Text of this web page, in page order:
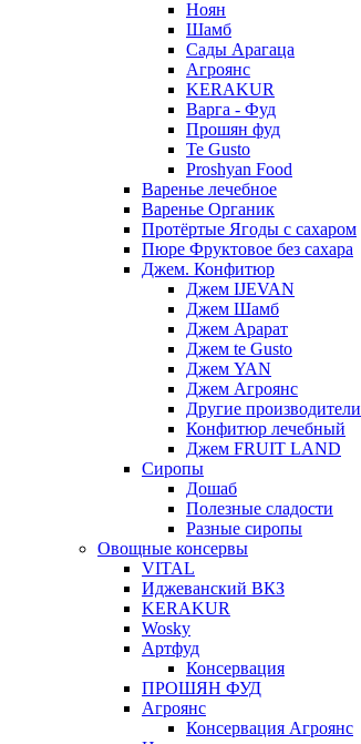
Ноян
Шамб
Сады Арагаца
Агроянс
KERAKUR
Варга - Фуд
Прошян фуд
Te Gusto
Proshyan Food
Варенье лечебное
Варенье Органик
Протёртые Ягоды с сахаром
Пюре Фруктовое без сахара
Джем. Конфитюр
Джем IJEVAN
Джем Шамб
Джем Арарат
Джем te Gusto
Джем YAN
Джем Агроянс
Другие производители
Конфитюр лечебный
Джем FRUIT LAND
Сиропы
Дошаб
Полезные сладости
Разные сиропы
Овощные консервы
VITAL
Иджеванский ВКЗ
KERAKUR
Wosky
Артфуд
Консервация
ПРОШЯН ФУД
Агроянс
Консервация Агроянс